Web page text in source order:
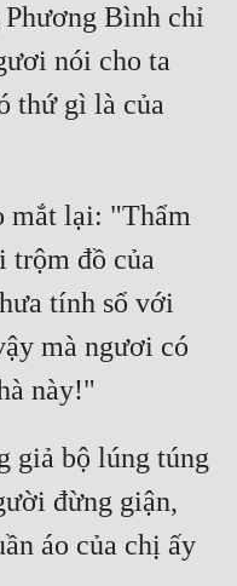
Bình chỉ
nói cho ta
thứ gì là của
mắt lại: "Thẩm
trộm đồ của
tính sổ với
mà ngươi có
giả bộ lúng túng
đừng giận,
áo của chị ấy